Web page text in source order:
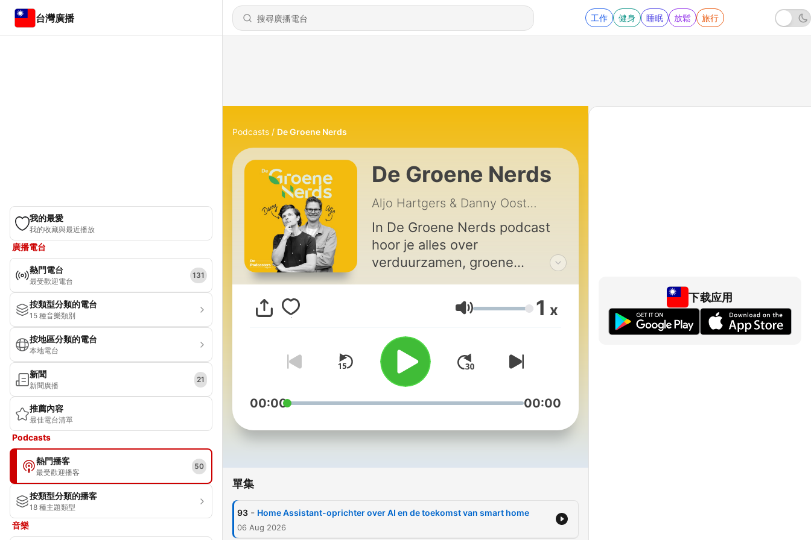
台灣廣播 工作 健身 睡眠 放鬆 旅行
我的最愛
我的收藏與最近播放
廣播電台
熱門電台
最受歡迎電台
131
按類型分類的電台
15 種音樂類別
按地區分類的電台
本地電台
新聞
新聞廣播
21
推薦內容
最佳電台清單
Podcasts
熱門播客
最受歡迎播客
50
按類型分類的播客
18 種主題類型
音樂
Podcasts De Groene Nerds
De Groene Nerds
Aljo Hartgers & Danny Oosterveer // De Podcasters
In De Groene Nerds podcast
hoor je alles over
verduurzamen, groene
oplossingen voor thuis. De
Groene Nerds is een podcast
Oosterveer.
音量 1 x
00:00 00:00
單集
93 - Home Assistant-oprichter over AI en de toekomst van smart home
06 Aug 2026
下载应用